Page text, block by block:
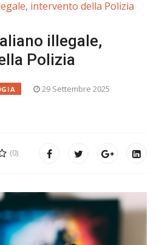
intervento della Polizia
illegale,
Polizia
29 Settembre 2025
(0)